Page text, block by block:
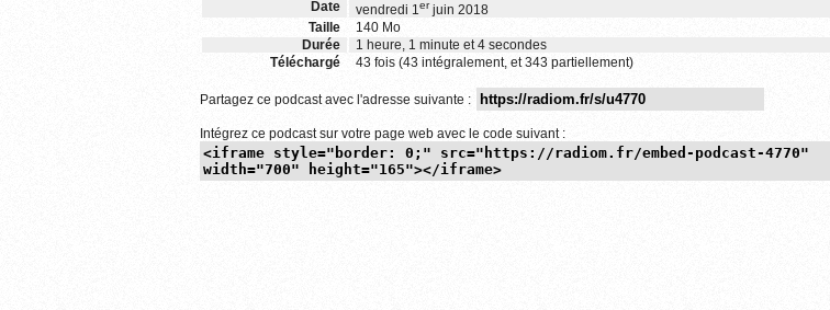
Date vendredi 1er juin 2018
Taille
140 Mo
Durée
1 heure, 1 minute et 4 secondes
Téléchargé
43 fois (43 intégralement, et 343 partiellement)
Partagez ce podcast avec l'adresse suivante :
Intégrez ce podcast sur votre page web avec le code suivant :